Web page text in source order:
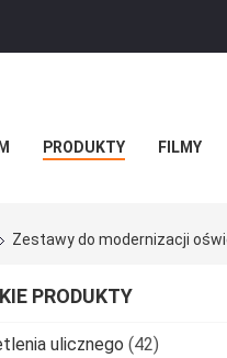
PRODUKTY FILMY
Zestawy do modernizacji
PRODUKTY
ulicznego (42)